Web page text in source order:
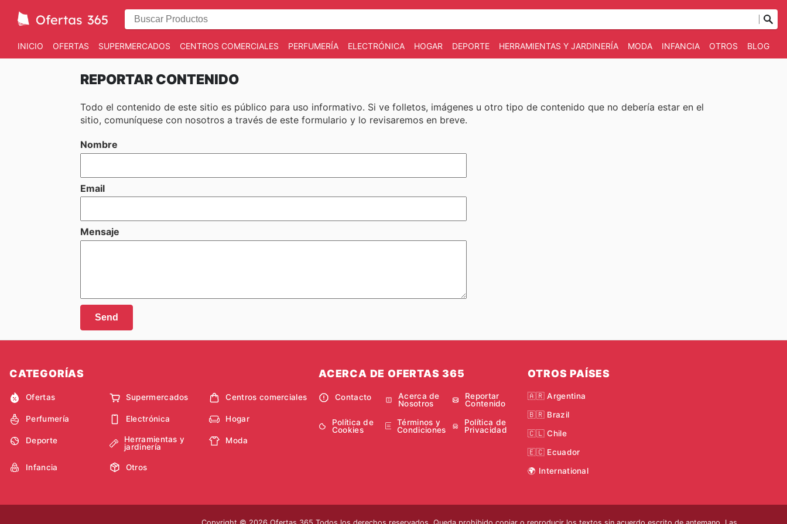
INICIO OFERTAS SUPERMERCADOS CENTROS COMERCIALES PERFUMERÍA ELECTRÓNICA HOGAR DEPORTE HERRAMIENTAS Y JARDINERÍA MODA INFANCIA OTROS BLOG
REPORTAR CONTENIDO
Todo el contenido de este sitio es público para uso informativo. Si ve folletos, imágenes u otro tipo de contenido que no debería estar en el
sitio, comuníquese con nosotros a través de este formulario y lo revisaremos en breve.
Nombre
Email
Mensaje
Send
CATEGORÍAS
Ofertas Supermercados Centros comerciales
Perfumería Electrónica Hogar
Deporte
Herramientas y
jardinería
Moda
Infancia Otros
ACERCA DE OFERTAS 365
Contacto
Acerca de
Nosotros
Reportar
Contenido
Política de
Cookies
Términos y
Condiciones
Política de
Privacidad
OTROS PAÍSES
🇦🇷 Argentina
🇧🇷 Brazil
🇨🇱 Chile
🇪🇨 Ecuador
🌍 International